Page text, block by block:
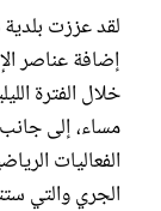
لقد عززت
إضافة عناصر
خلال الفترة
مساء، إلى
الفعاليات
الجري والتي